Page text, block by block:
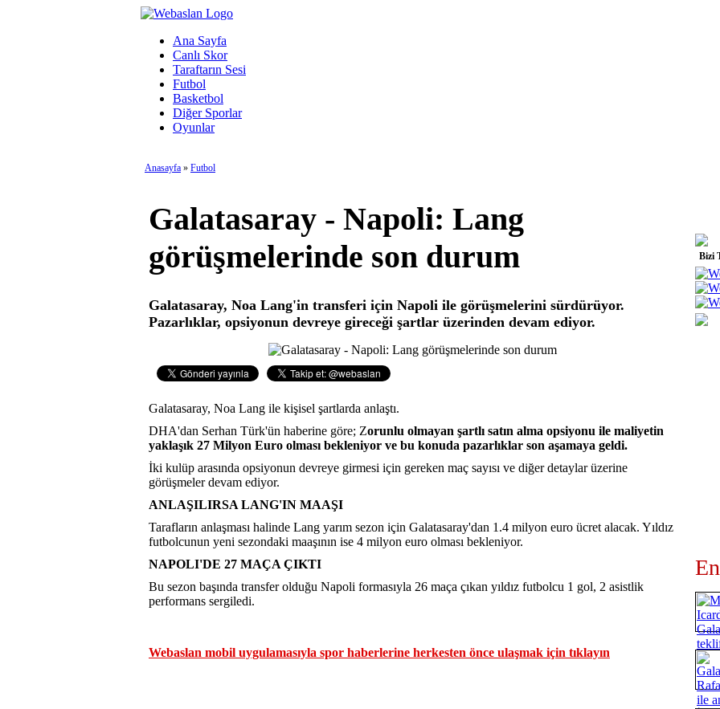
Ana Sayfa
Canlı Skor
Taraftarın Sesi
Futbol
Basketbol
Diğer Sporlar
Oyunlar
Anasayfa » Futbol
Galatasaray - Napoli: Lang
görüşmelerinde son durum
Galatasaray, Noa Lang'in transferi için Napoli ile görüşmelerini sürdürüyor.
Pazarlıklar, opsiyonun devreye gireceği şartlar üzerinden devam ediyor.
Galatasaray, Noa Lang ile kişisel şartlarda anlaştı.
DHA'dan Serhan Türk'ün haberine göre; Zorunlu olmayan şartlı satın alma opsiyonu ile maliyetin
yaklaşık 27 Milyon Euro olması bekleniyor ve bu konuda pazarlıklar son aşamaya geldi.
İki kulüp arasında opsiyonun devreye girmesi için gereken maç sayısı ve diğer detaylar üzerine
görüşmeler devam ediyor.
ANLAŞILIRSA LANG'IN MAAŞI
Tarafların anlaşması halinde Lang yarım sezon için Galatasaray'dan 1.4 milyon euro ücret alacak. Yıldız
futbolcunun yeni sezondaki maaşının ise 4 milyon euro olması bekleniyor.
NAPOLI'DE 27 MAÇA ÇIKTI
Bu sezon başında transfer olduğu Napoli formasıyla 26 maça çıkan yıldız futbolcu 1 gol, 2 asistlik
performans sergiledi.
Webaslan mobil uygulamasıyla spor haberlerine herkesten önce ulaşmak için tıklayın
Bizi